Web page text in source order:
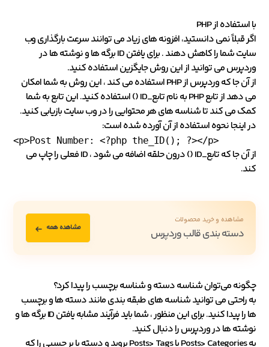
با استفاده از PHP
اگر قبلاً نمی دانستید، افزونه های زیاد می توانند سرعت بارگذاری وب
سایت شما را کاهش دهند . برای یافتن ID برگه ها و نوشته ها در
وردپرس می توانید از این روش جایگزین استفاده کنید.
از آن جا که وردپرس از PHP استفاده می کند ، این روش به شما امکان
می دهد از تابع PHP به نام تابع_ID () استفاده کنید. این تابع به شما
کمک می کند تا شناسه های هر محتوایی را در وب سایت بازیابی کنید.
در اینجا نحوه استفاده از آن آورده شده است:
<p>Post Number: <?php the_ID(); ?></p>
از آن جا که تابع_ID () درون حلقه اضافه می شود ، ID فعلی را چاپ می
کند.
مشاهده و خرید محصولات
دسته بندی قالب وردپرس مشاهده همه
چگونه می‌توان شناسه دسته و شناسه برچسب را پیدا کرد؟
به راحتی می توانید شناسه های طبقه بندی مانند دسته ها و برچسب
ها را پیدا کنید. برای این منظور ، شما باید فرآیند مشابه یافتن ID برگه ها و
نوشته ها در وردپرس را دنبال کنید.
به Posts> Categories یا Posts> Tags بروید و دسته یا بر چسبی را که